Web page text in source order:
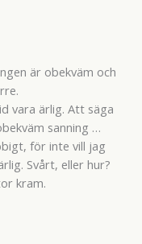
är obekväm och
vara ärlig. Att säga
sanning …
för inte vill jag
Svårt, eller hur?
kram.